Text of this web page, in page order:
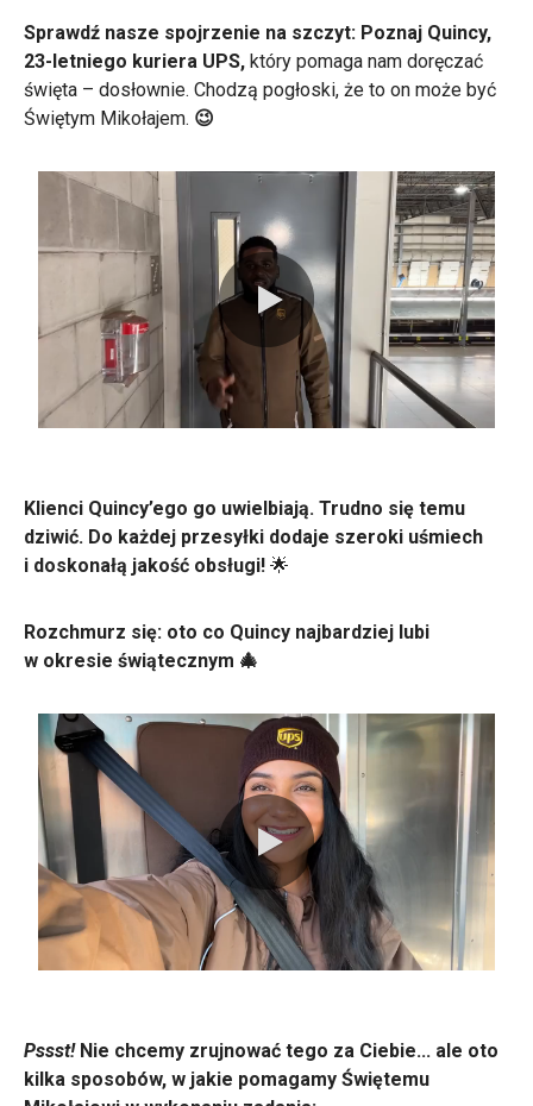
Sprawdź nasze spojrzenie na szczyt: Poznaj Quincy,
23-letniego kuriera UPS, który pomaga nam doręczać
święta – dosłownie. Chodzą pogłoski, że to on może być
Świętym Mikołajem. 😉
0:00 / 2:32
Klienci Quincy’ego go uwielbiają. Trudno się temu
dziwić. Do każdej przesyłki dodaje szeroki uśmiech
i doskonałą jakość obsługi! 🌟
Rozchmurz się: oto co Quincy najbardziej lubi
w okresie świątecznym 🎄
0:00 / 1:15
Pssst!Nie chcemy zrujnować tego za Ciebie... ale oto
kilka sposobów, w jakie pomagamy Świętemu